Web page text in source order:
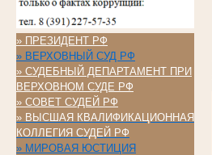
» ПРЕЗИДЕНТ РФ
» ВЕРХОВНЫЙ СУД РФ
» СУДЕБНЫЙ ДЕПАРТАМЕНТ ПРИ
ВЕРХОВНОМ СУДЕ РФ
» СОВЕТ СУДЕЙ РФ
» ВЫСШАЯ КВАЛИФИКАЦИОННАЯ
КОЛЛЕГИЯ СУДЕЙ РФ
» МИРОВАЯ ЮСТИЦИЯ